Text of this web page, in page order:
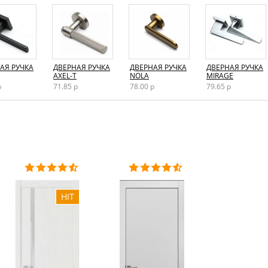
алюминиевая / черная / Матовый хром
возможно изготовление нестандартных размеров,
выкраска по таблице RAL
200×60 / 200×70 / 200×80 / 200×90 / нестандартные
щитовая
туалет / В кладовую
Модерн
РУЧКА
ДВЕРНАЯ РУЧКА
AXEL-T
71.85 р
ДВЕРНАЯ РУЧКА
NOLA
78.00 р
ДВЕРНАЯ РУЧКА
MIRAGE
79.65 р